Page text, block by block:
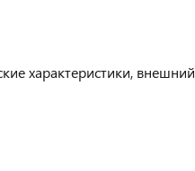
характеристики, внешний